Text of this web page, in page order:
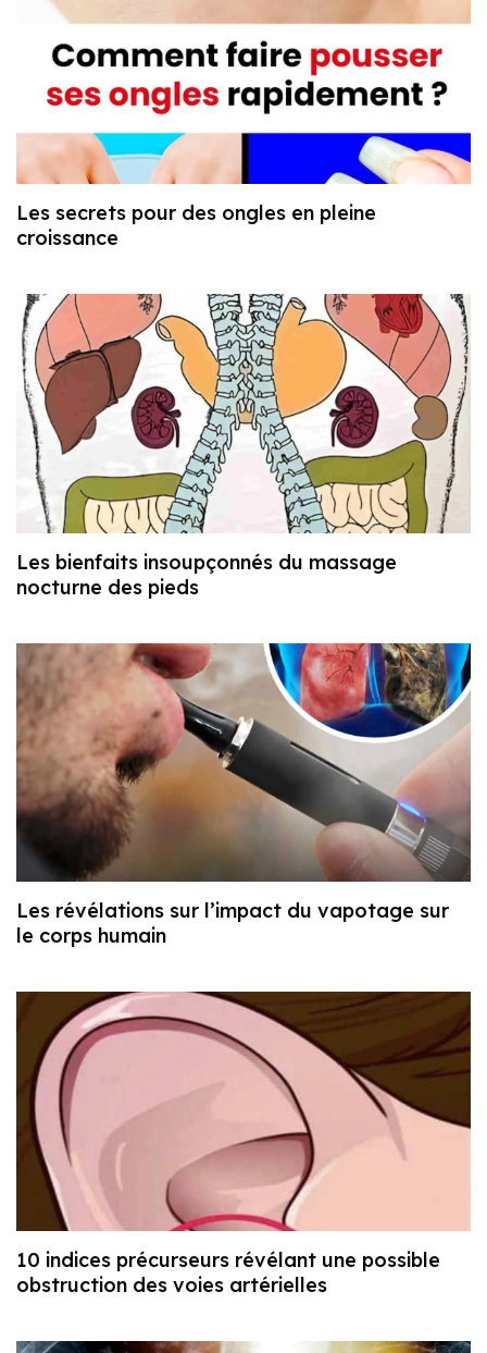
Les secrets pour des ongles en pleine
croissance
Les bienfaits insoupçonnés du massage
nocturne des pieds
Les révélations sur l’impact du vapotage sur
le corps humain
10 indices précurseurs révélant une possible
obstruction des voies artérielles